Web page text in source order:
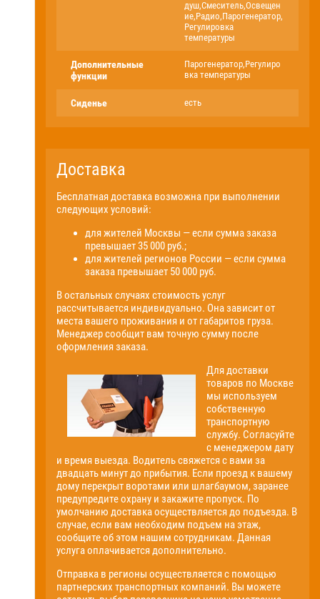
душ,Смеситель,Освещен
ие,Радио,Парогенератор,
Регулировка
температуры
Дополнительные
функции
Парогенератор,Регулиро
вка температуры
Сиденье есть
Доставка
Бесплатная доставка возможна при выполнении
следующих условий:
для жителей Москвы — если сумма заказа
превышает 35 000 руб.;
для жителей регионов России — если сумма
заказа превышает 50 000 руб.
В остальных случаях стоимость услуг
рассчитывается индивидуально. Она зависит от
места вашего проживания и от габаритов груза.
Менеджер сообщит вам точную сумму после
оформления заказа.
Для доставки
товаров по Москве
мы используем
собственную
транспортную
службу. Согласуйте
с менеджером дату
и время выезда. Водитель свяжется с вами за
двадцать минут до прибытия. Если проезд к вашему
дому перекрыт воротами или шлагбаумом, заранее
предупредите охрану и закажите пропуск. По
умолчанию доставка осуществляется до подъезда. В
случае, если вам необходим подъем на этаж,
сообщите об этом нашим сотрудникам. Данная
услуга оплачивается дополнительно.
Отправка в регионы осуществляется с помощью
партнерских транспортных компаний. Вы можете